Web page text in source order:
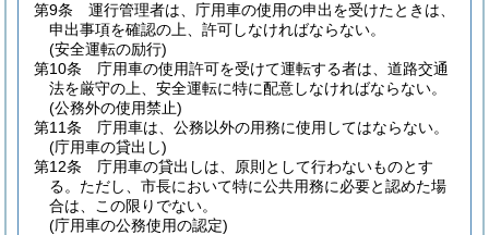
第9条
運行管理者は、庁用車の使用の申出を受けたときは、
申出事項を確認の上、許可しなければならない。
(安全運転の励行)
第10条
庁用車の使用許可を受けて運転する者は、道路交通
法を厳守の上、安全運転に特に配意しなければならない。
(公務外の使用禁止)
第11条
庁用車は、公務以外の用務に使用してはならない。
(庁用車の貸出し)
第12条
庁用車の貸出しは、原則として行わないものとす
る。 ただし、市長において特に公共用務に必要と認めた場
合は、この限りでない。
(庁用車の公務使用の認定)